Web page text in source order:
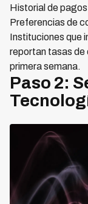
Historial de
Preferencias de
Instituciones que
reportan tasas
primera semana.
Paso 2: